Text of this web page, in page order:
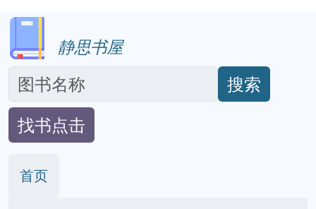
静思书屋
搜索
找书点击
首页